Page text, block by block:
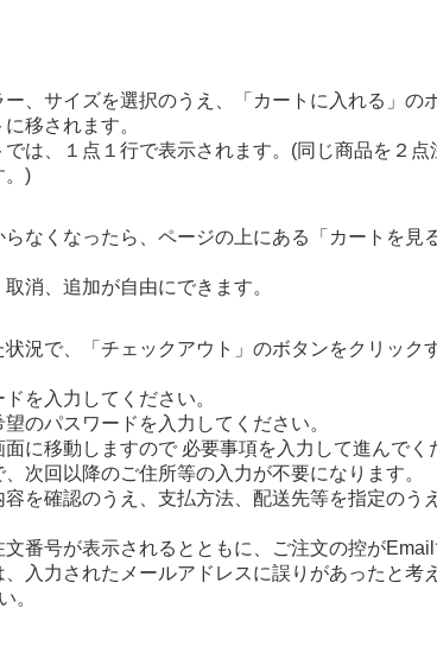
、サイズを選択のうえ、「カートに入れる」の
移されます。
は、１点１行で表示されます。(同じ商品を２点
。)
なくなったら、ページの上にある「カートを見
消、追加が自由にできます。
況で、「チェックアウト」のボタンをクリック
を入力してください。
のパスワードを入力してください。
に移動しますので 必要事項を入力して進んでく
次回以降のご住所等の入力が不要になります。
を確認のうえ、支払方法、配送先等を指定のう
番号が表示されるとともに、ご注文の控が
入力されたメールアドレスに誤りがあったと考
。